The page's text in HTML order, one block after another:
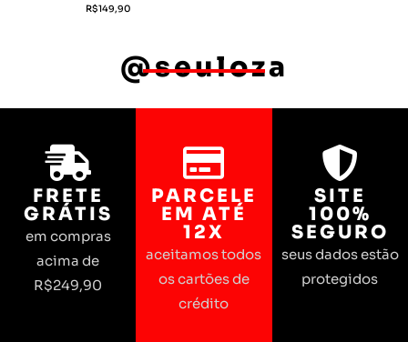
R$149,90
@seuloza
FRETE
GRÁTIS
em compras
acima de
R$249,90
PARCELE
EM ATÉ
12X
aceitamos todos
os cartões de
crédito
SITE
100%
SEGURO
seus dados estão
protegidos